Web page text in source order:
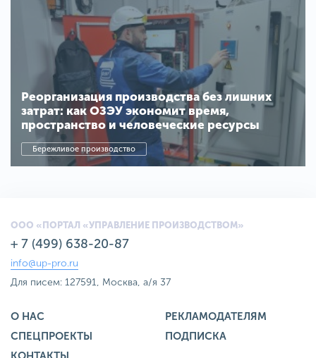
Реорганизация производства без лишних
затрат: как ОЗЭУ экономит время,
пространство и человеческие ресурсы
Бережливое производство
ООО «ПОРТАЛ «УПРАВЛЕНИЕ ПРОИЗВОДСТВОМ»
+ 7 (499) 638-20-87
info@up-pro.ru
Для писем: 127591, Москва, а/я 37
О НАС
РЕКЛАМОДАТЕЛЯМ
СПЕЦПРОЕКТЫ
ПОДПИСКА